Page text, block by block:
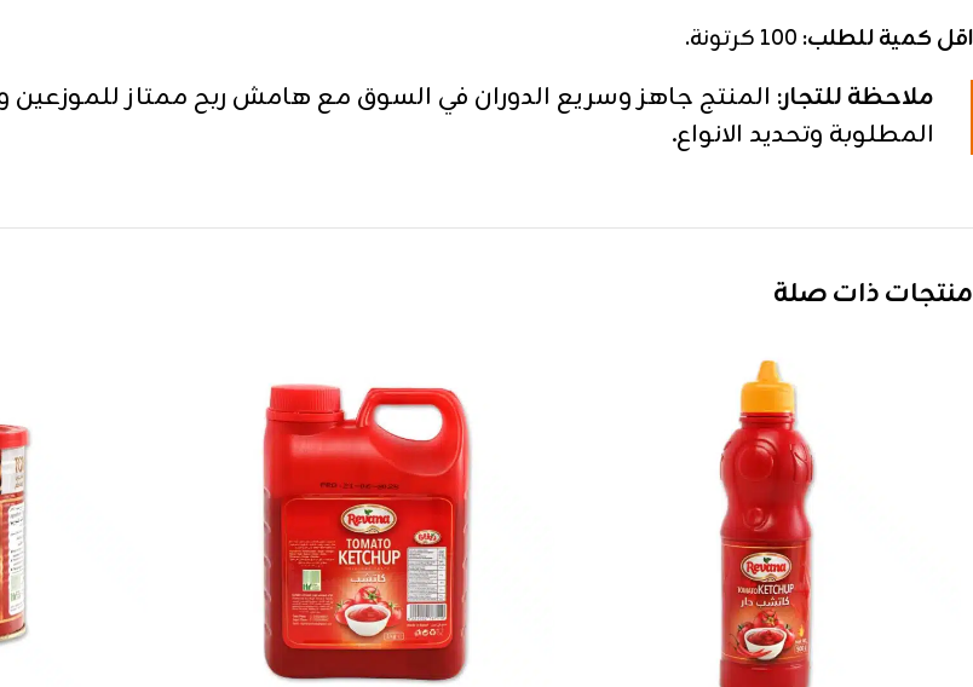
اقل كمية للطلب:
ملاحظة للتجار: المنتج جاهز وسريع الدوران في السوق مع هامش ربح ممتاز للموزعين
المطلوبة وتحديد الانواع.
منتجات ذات صلة